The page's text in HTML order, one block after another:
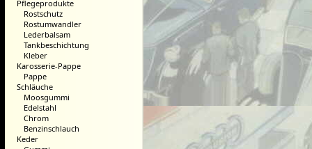
Pflegeprodukte
Rostschutz
Rostumwandler
Lederbalsam
Tankbeschichtung
Kleber
Karosserie-Pappe
Pappe
Schläuche
Moosgummi
Edelstahl
Chrom
Benzinschlauch
Keder